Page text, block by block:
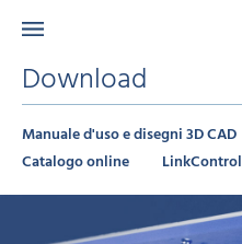
Download
Manuale d'uso e disegni 3D CAD
Catalogo online
LinkControl